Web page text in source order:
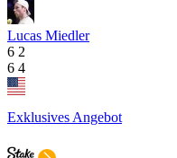
Lucas Miedler
6 2
6 4
Exklusives Angebot